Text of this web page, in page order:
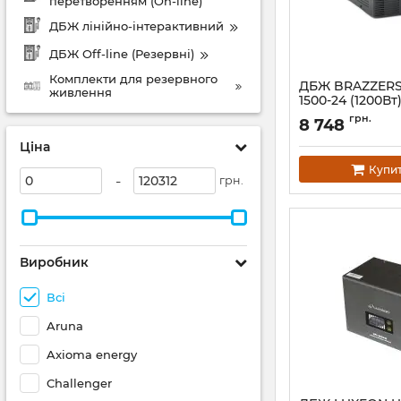
ДБЖ лінійно-інтерактивний
ДБЖ Off-line (Резервні)
Комплекти для резервного
живлення
Ціна
- грн.
Виробник
Всі
Aruna
Axioma energy
Challenger
ДБЖ
1500-24
зовнішній АКБ
(LiFePo4/GEL/
заряду 10/20A
Артикул:
8 748 грн.